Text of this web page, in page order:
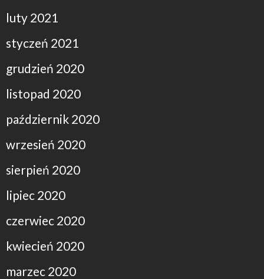
luty 2021
styczeń 2021
grudzień 2020
listopad 2020
październik 2020
wrzesień 2020
sierpień 2020
lipiec 2020
czerwiec 2020
kwiecień 2020
marzec 2020